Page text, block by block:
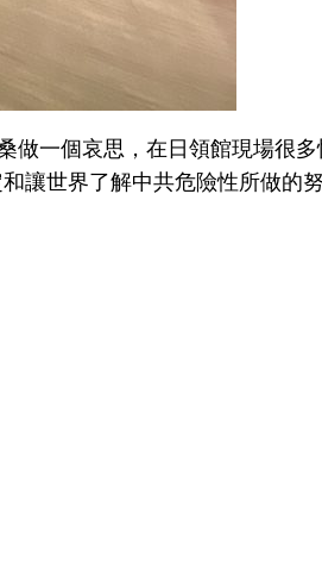
做一個哀思，在日領館現場很
讓世界了解中共危險性所做的